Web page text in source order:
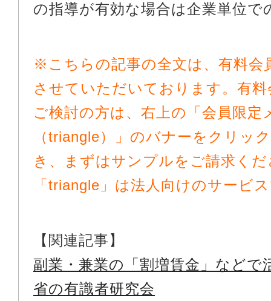
の指導が有効な場合は企業単位で
※こちらの記事の全文は、有料会
させていただいております。有
ご検討の方は、右上の「会員限定
（triangle）」のバナーをクリッ
き、まずはサンプルをご請求く
「triangle」は法人向けのサービ
【関連記事】
副業・兼業の「割増賃金」などで
省の有識者研究会